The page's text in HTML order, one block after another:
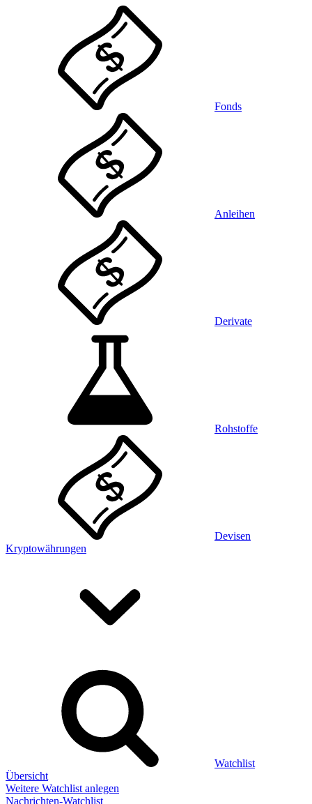
Fonds
Anleihen
Derivate
Rohstoffe
Devisen
Kryptowährungen
Watchlist
Übersicht
Weitere Watchlist anlegen
Nachrichten-Watchlist